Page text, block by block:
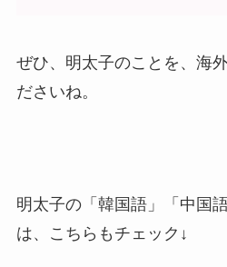
ぜひ、明太子のことを、海
ださいね。
明太子の「韓国語」「中国
は、こちらもチェック↓